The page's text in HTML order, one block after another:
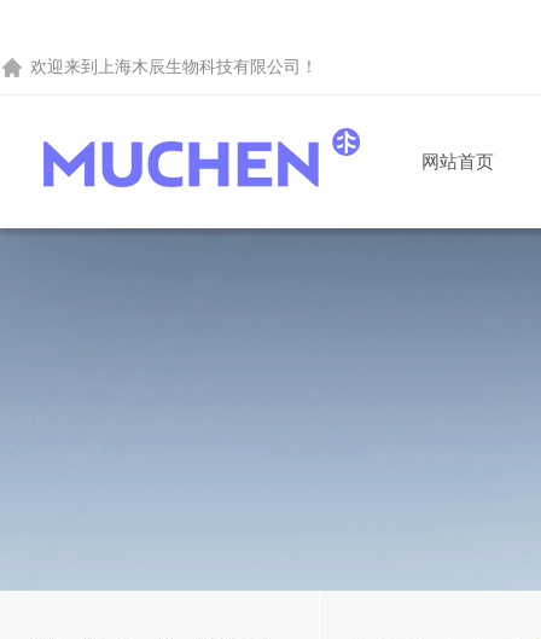
欢迎来到 上海木辰生物科技有限公司 ！
网站首页